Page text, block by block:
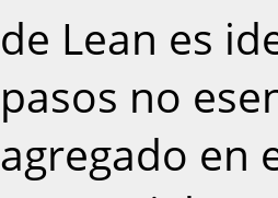
de Lean es
pasos no
agregado en